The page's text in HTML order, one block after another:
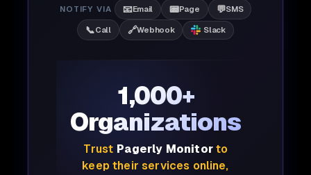
NOTIFY VIA
📧Email 📟Page 💬SMS
📞Call 🔗Webhook Slack
1,000+
Organizations
Trust Pagerly Monitorto
keep their services online,